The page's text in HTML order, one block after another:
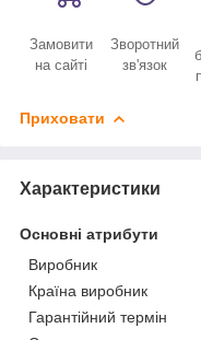
Замовити
на сайті
Зворотний
зв'язок
Приховати
Характеристики
Основні атрибути
Виробник
Країна виробник
Гарантійний термін